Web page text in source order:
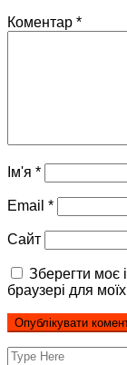
Коментар *
Ім'я *
Email *
Сайт
Зберегти моє
браузері для